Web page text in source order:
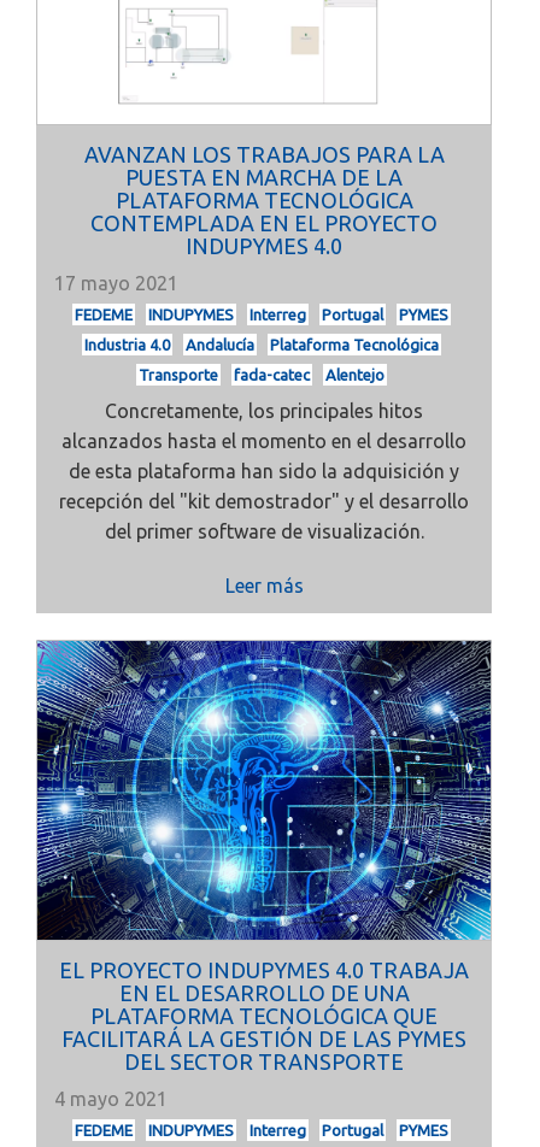
AVANZAN LOS TRABAJOS PARA LA
PUESTA EN MARCHA DE LA
PLATAFORMA TECNOLÓGICA
CONTEMPLADA EN EL PROYECTO
INDUPYMES 4.0
17 mayo 2021
FEDEME INDUPYMES Interreg Portugal
PYMES
Industria 4.0
Andalucía
Plataforma Tecnológica
Transporte
fada-catec Alentejo
Concretamente, los principales hitos
alcanzados hasta el momento en el desarrollo
de esta plataforma han sido la adquisición y
recepción del "kit demostrador" y el desarrollo
del primer software de visualización.
Leer más
EL PROYECTO INDUPYMES 4.0 TRABAJA
EN EL DESARROLLO DE UNA
PLATAFORMA TECNOLÓGICA QUE
FACILITARÁ LA GESTIÓN DE LAS PYMES
DEL SECTOR TRANSPORTE
4 mayo 2021
FEDEME INDUPYMES Interreg Portugal
PYMES